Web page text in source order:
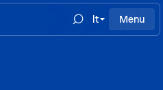
lt Menu